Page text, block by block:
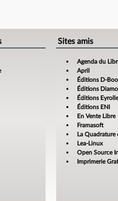
Sites amis
Agenda du
April
Éditions D-
Éditions
Éditions
Éditions ENI
En Vente Libre
Framasoft
La Quadrature
Lea-Linux
Open Source
Imprimerie